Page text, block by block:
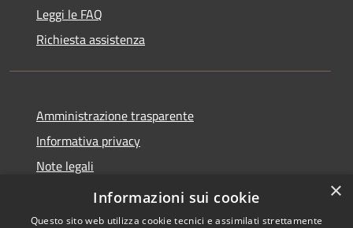
Leggi le FAQ
Richiesta assistenza
Amministrazione trasparente
Informativa privacy
Note legali
Dichiarazione di accessibilità
×
Informazioni sui cookie
Questo sito web utilizza cookie tecnici e assimilati strettamente